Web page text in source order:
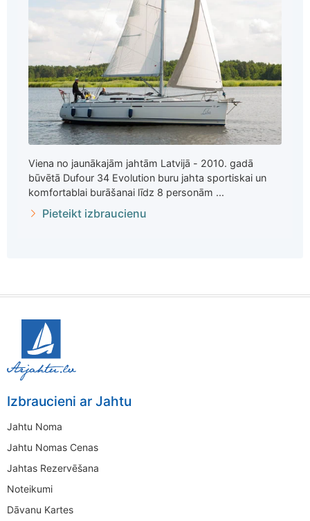
Viena no jaunākajām jahtām Latvijā - 2010. gadā
būvētā Dufour 34 Evolution buru jahta sportiskai un
komfortablai burāšanai līdz 8 personām ...
Pieteikt izbraucienu
Izbraucieni ar Jahtu
Jahtu Noma
Jahtu Nomas Cenas
Jahtas Rezervēšana
Noteikumi
Dāvanu Kartes